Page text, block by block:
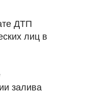
ДТП
лиц в
залива